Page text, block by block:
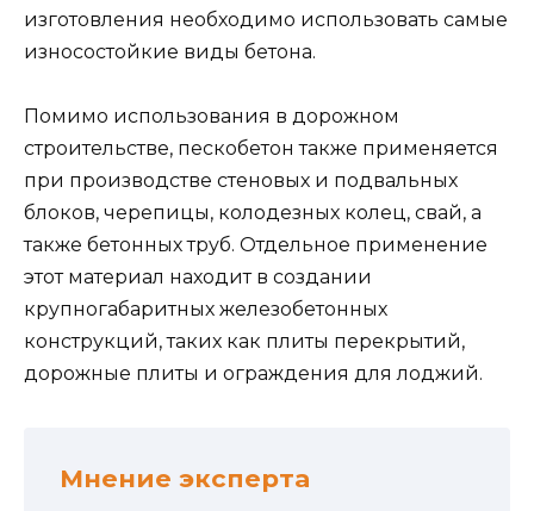
изготовления необходимо использовать самые
износостойкие виды бетона.
Помимо использования в дорожном
строительстве, пескобетон также применяется
при производстве стеновых и подвальных
блоков, черепицы, колодезных колец, свай, а
также бетонных труб. Отдельное применение
этот материал находит в создании
крупногабаритных железобетонных
конструкций, таких как плиты перекрытий,
дорожные плиты и ограждения для лоджий.
Мнение эксперта